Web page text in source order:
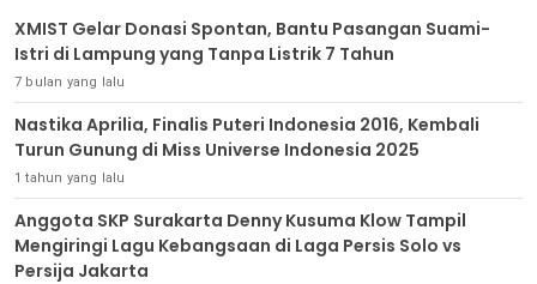
XMIST Gelar Donasi Spontan, Bantu Pasangan Suami-
Istri di Lampung yang Tanpa Listrik 7 Tahun
7 bulan yang lalu
Nastika Aprilia, Finalis Puteri Indonesia 2016, Kembali
Turun Gunung di Miss Universe Indonesia 2025
1 tahun yang lalu
Anggota SKP Surakarta Denny Kusuma Klow Tampil
Mengiringi Lagu Kebangsaan di Laga Persis Solo vs
Persija Jakarta